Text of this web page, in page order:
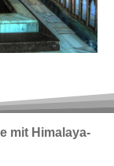
mit Himalaya-